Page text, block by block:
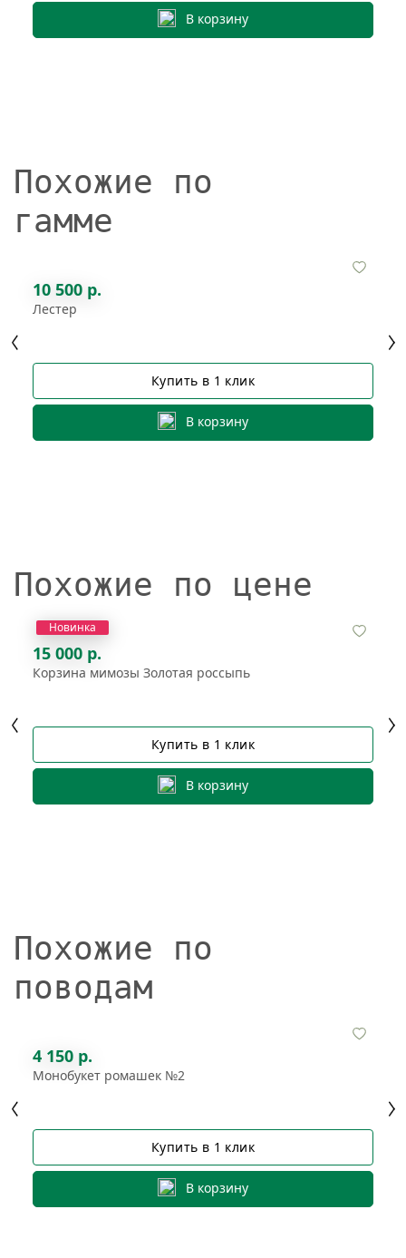
В корзину
Похожие по
гамме
10 500 р.
Лестер
Купить в 1 клик
В корзину
Похожие по цене
Новинка
15 000 р.
Корзина мимозы Золотая россыпь
Купить в 1 клик
В корзину
Похожие по
поводам
4 150 р.
Монобукет ромашек №2
Купить в 1 клик
В корзину